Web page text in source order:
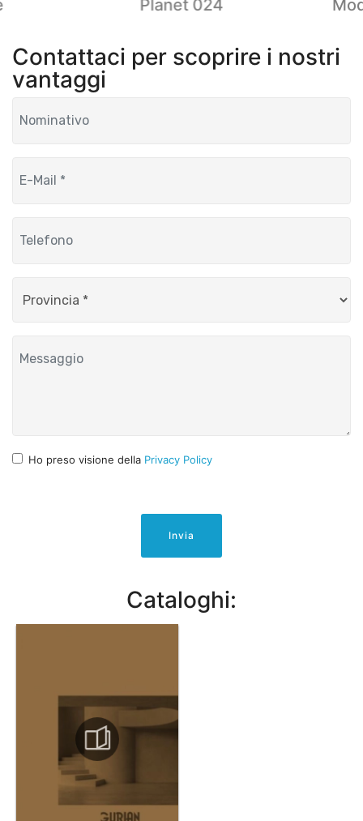
Planet 024
Contattaci per scoprire i nostri
vantaggi
Ho preso visione della Privacy Policy
Invia
Cataloghi: